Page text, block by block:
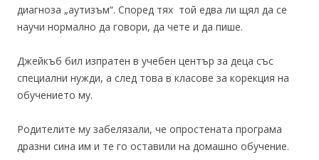
диагноза „аутизъм“. Според тях той едва ли щял да се
научи нормално да говори, да чете и да пише.
Джейкъб бил изпратен в учебен център за деца със
специални нужди, а след това в класове за корекция на
обучението му.
Родителите му забелязали, че опростената програма
дразни сина им и те го оставили на домашно обучение.